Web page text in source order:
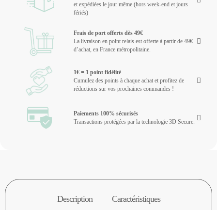
et expédiées le jour même (hors week-end et jours
fériés)
Frais de port offerts dès 49€
La livraison en point relais est offerte à partir de 49€
d’achat, en France métropolitaine.
1€ = 1 point fidélité
Cumulez des points à chaque achat et profitez de
réductions sur vos prochaines commandes !
Paiements 100% sécurisés
Transactions protégées par la technologie 3D Secure.
Description Caractéristiques